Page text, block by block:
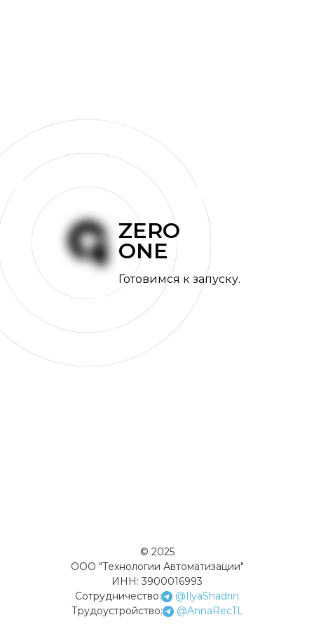
ZERO
ONE
Готовимся к запуску
© 2025
ООО "Технологии Автоматизации"
ИНН: 3900016993
Сотрудничество:
@IlyaShadrin
Трудоустройство:
@AnnaRecTL